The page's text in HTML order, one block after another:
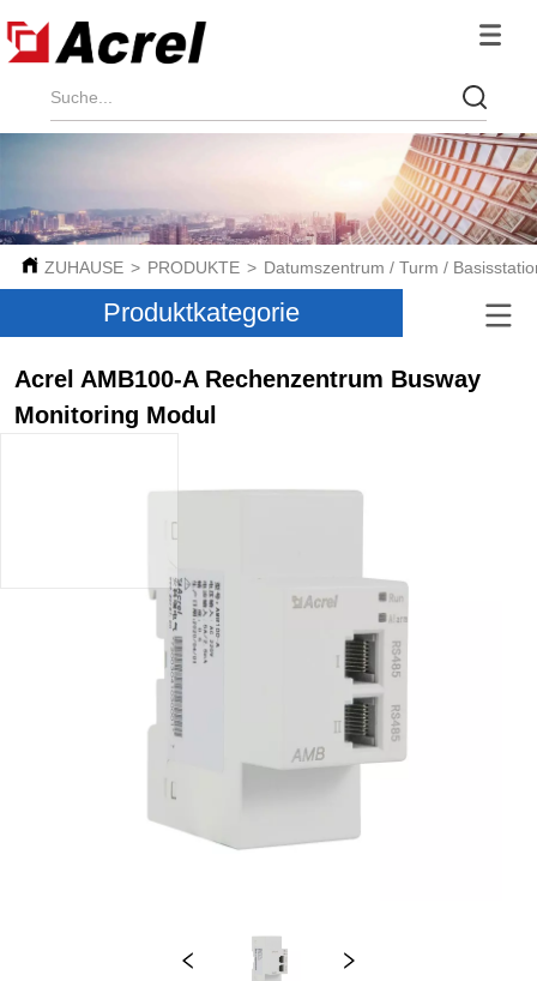
ZUHAUSE > PRODUKTE > Datumszentrum / Turm /
Produktkategorie
Acrel AMB100-A Rechenzentrum Busway
Monitoring Modul